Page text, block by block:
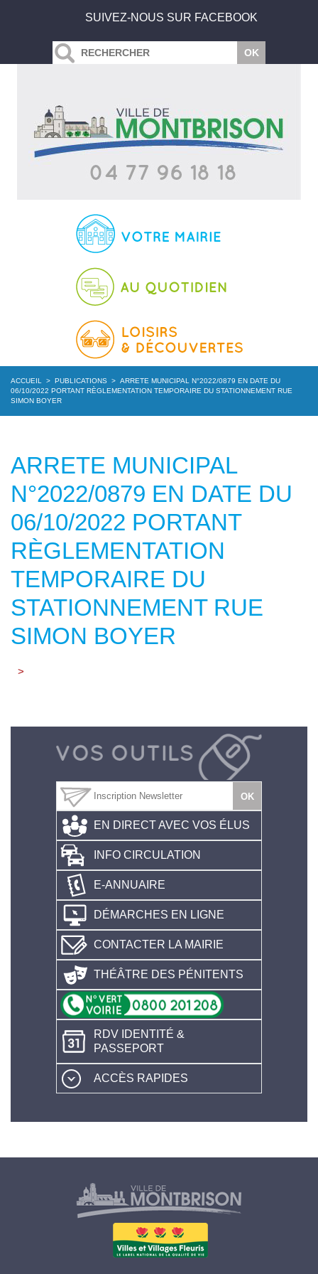
SUIVEZ-NOUS SUR FACEBOOK
ACCUEIL > PUBLICATIONS > ARRETE MUNICIPAL N°2022/0879 EN DATE DU
06/10/2022 PORTANT RÈGLEMENTATION TEMPORAIRE DU STATIONNEMENT RUE
SIMON BOYER
ARRETE MUNICIPAL
N°2022/0879 EN DATE DU
06/10/2022 PORTANT
RÈGLEMENTATION
TEMPORAIRE DU
STATIONNEMENT RUE
SIMON BOYER
>
EN DIRECT AVEC VOS ÉLUS
INFO CIRCULATION
E-ANNUAIRE
DÉMARCHES EN LIGNE
CONTACTER LA MAIRIE
THÉÂTRE DES PÉNITENTS
RDV IDENTITÉ &
PASSEPORT
ACCÈS RAPIDES